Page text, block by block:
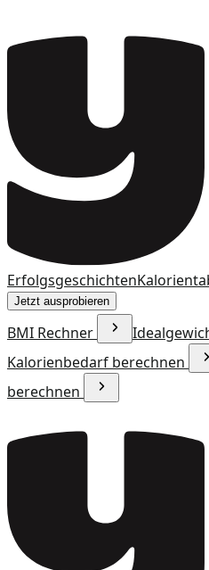
Erfolgsgeschichten
Jetzt ausprobieren
BMI Rechner
Kalorienbedarf berechnen
berechnen